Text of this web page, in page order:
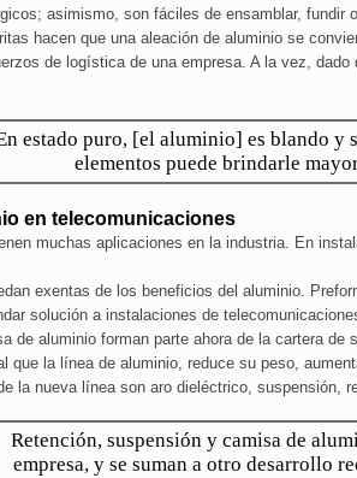
asimismo, son fáciles de ensamblar, fundir
hacen que una aleación de aluminio se
de logística de una empresa. A la vez,
estado puro, [el aluminio] es blando y
elementos puede brindarle
en telecomunicaciones
muchas aplicaciones en la industria. En
exentas de los beneficios del aluminio.
solución a instalaciones de
de aluminio forman parte ahora de la cartera
que la línea de aluminio, reduce su peso,
la nueva línea son aro dieléctrico, suspensión,
Retención, suspensión y camisa de
empresa, y se suman a otro desarrollo